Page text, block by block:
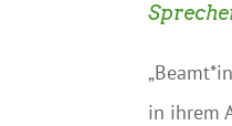
in ihrem